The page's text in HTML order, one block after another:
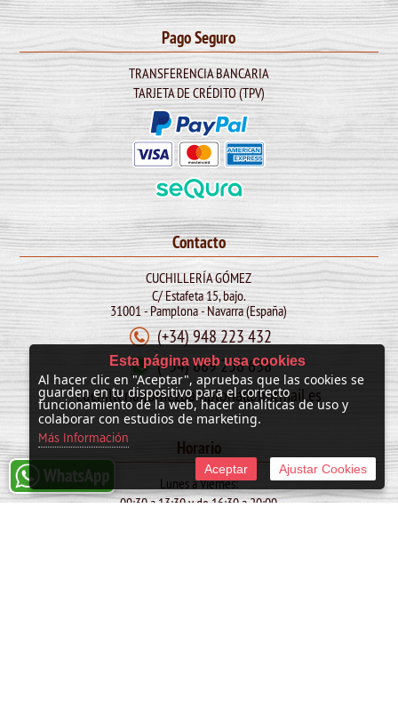
Pago Seguro
TRANSFERENCIA BANCARIA
TARJETA DE CRÉDITO (TPV)
Contacto
CUCHILLERÍA GÓMEZ
C/ Estafeta 15, bajo.
31001 - Pamplona - Navarra (España)
(+34) 948 223 432
(+34) 689 256 638
cuchilleriagomezpamplona@hotmail.es
Horario
Lunes a Viernes:
09:30 a 13:30 y de 16:30 a 20:00
Esta página web usa cookies
Al hacer clic en "Aceptar", apruebas que las cookies se
guarden en tu dispositivo para el correcto
funcionamiento de la web, hacer analíticas de uso y
colaborar con estudios de marketing.
Más Información
Aceptar Ajustar Cookies